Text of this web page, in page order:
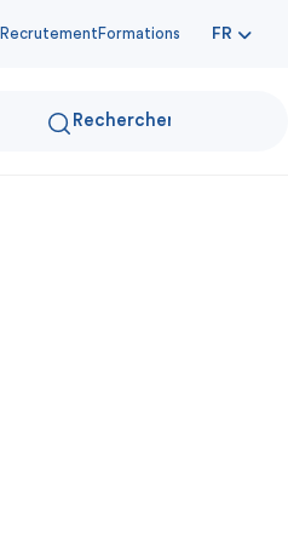
Recrutement Formations FR